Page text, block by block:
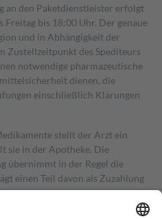
an den Paketdienstleister erfolgt
Freitag bis 18:00 Uhr. Der genaue
und in Abhängigkeit der
Zustellzeitpunkt des Spediteurs
notwendige pharmazeutische
dienen, die
einschließlich Klärungen
stellt der Arzt ein
sie in der Apotheke. Die
übernimmt in der Regel die
einen Teil davon als Zuzahlung
in Höhe von zehn